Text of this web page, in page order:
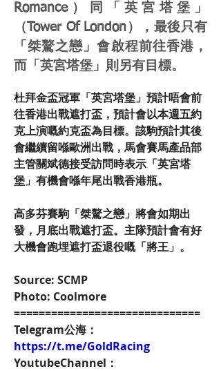
Romance）同「英宮塔堡」
（Tower Of London），最後只有
「桀驁之戀」會啟程前往香港，
而「英宮塔堡」則另有目標。
杜拜金盃冠軍「英宮塔堡」預計唔會前
往香港出戰遮打盃，預計會以本週五約
克上演嘅約克盃為目標。該駒預計其後
會繼續留喺歐洲出戰，馬會賽馬產品部
主管關斌德接受訪問時表示「英宮塔
堡」有機會喺年尾出戰香港瓶。
高多芬賽駒「桀驁之戀」將會如期出
發，月底出戰遮打盃。主隊預計會有好
大機會跑埋遮打盃退役嘅「將王」。
Source: SCMP
Photo: Coolmore
==============================
Telegram公海：
https://t.me/GoldRacing
YoutubeChannel：